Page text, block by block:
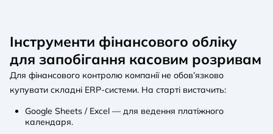
Інструменти фінансового обліку
для запобігання касовим розривам
Для фінансового контролю компанії не обов’язково
купувати складні ERP-системи. На старті вистачить:
Google Sheets / Excel — для ведення платіжного
календаря.